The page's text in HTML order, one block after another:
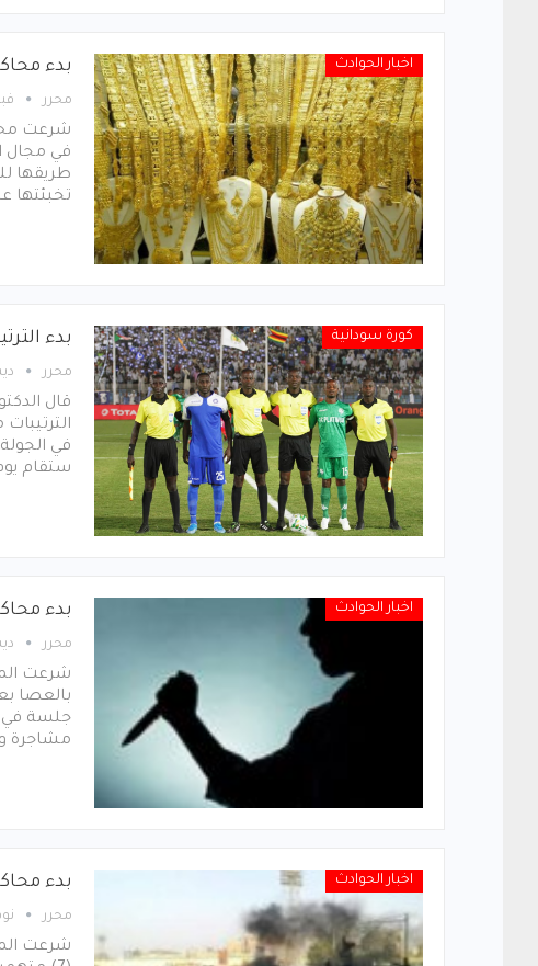
اخبار الحوادث بدء
محرر
شرعت
في مجال
تخبئتها
كورة سودانية بدء
محرر
قال
في
ستقام
اخبار الحوادث بدء
محرر
شرعت
بالعصا
جلسة في
مشاجرة
اخبار الحوادث بدء محاكمة (7) متهمين بقتل وحرق
محرر
شرعت